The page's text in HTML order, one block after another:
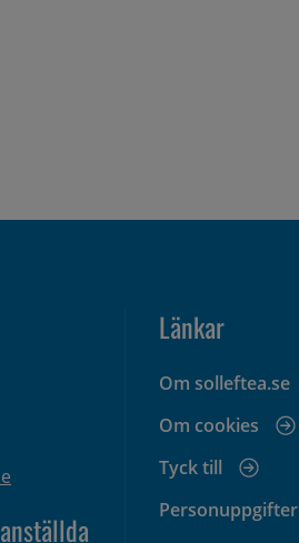
Länkar
Om solleftea.se
Om cookies
Tyck till
Personuppgifter